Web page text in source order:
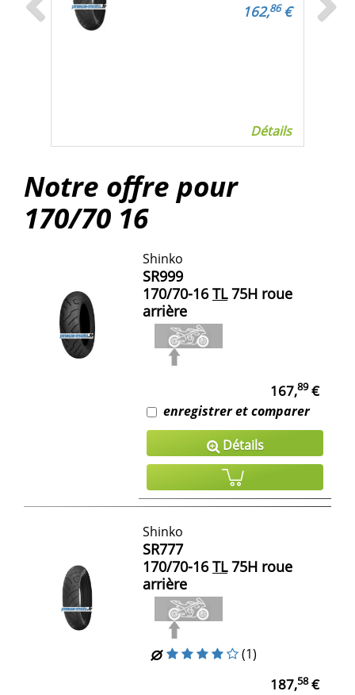
162,86€
Détails
Notre offre pour
170/70 16
Shinko
SR999
170/70-16 TL75H roue
arrière
167,89€
enregistrer et comparer
Détails
Shinko
SR777
170/70-16 TL75H roue
arrière
(1)
187,58€